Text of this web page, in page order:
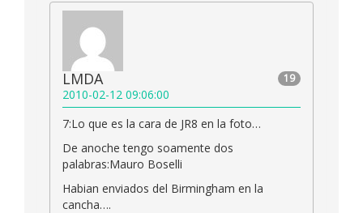
19
LMDA
2010-02-12 09:06:00
7:Lo que es la cara de JR8 en la foto…
De anoche tengo soamente dos
palabras:Mauro Boselli
Habian enviados del Birmingham en la
cancha….